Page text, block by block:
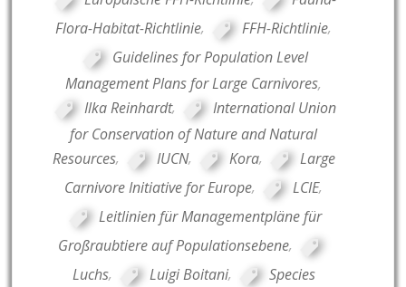
Flora-Habitat-Richtlinie, FFH-Richtlinie,
Guidelines for Population Level
Management Plans for Large Carnivores,
Ilka Reinhardt,
International Union
for Conservation of Nature and Natural
Resources, IUCN, Kora,
Large
Carnivore Initiative for Europe, LCIE,
Leitlinien für Managementpläne für
Großraubtiere auf Populationsebene,
Luchs, Luigi Boitani,
Species